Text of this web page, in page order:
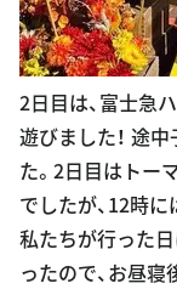
2日目は、富士急
遊びました！ 途
た。2日目はトー
でしたが、12時
私たちが行った
ったので、お昼